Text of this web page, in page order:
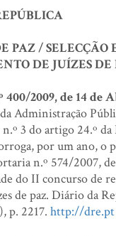
PAZ / SELECÇÃO
DE JUÍZES DE
400/2009, de 14 de
Administração
3 do artigo 24.º
por um ano, o
n.º 574/2007,
do II concurso de
de paz. Diário da
p. 2217. http://dre.pt